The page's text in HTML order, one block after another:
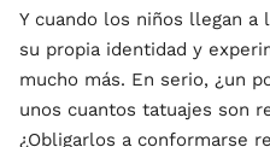
Y cuando los niños llegan a
su propia identidad y
mucho más. En serio, ¿un
unos cuantos tatuajes son
¿Obligarlos a conformarse